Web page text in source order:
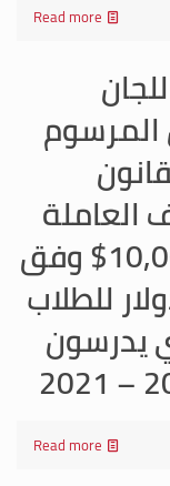
Read more
المرسوم
العاملة
في لبنان بصرف مبلغ 10,000$ وفق
للطلاب
يدرسون
Read more